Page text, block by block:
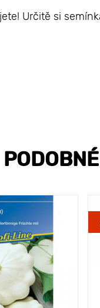
Určitě si